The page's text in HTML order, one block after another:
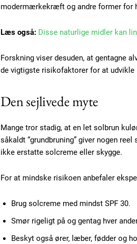
Gratis / forever
Etiam est nibh, lobortis sit
Praesent euismod ac
Ut mollis pellentesque tortor
Nullam eu erat condimentum
Orci varius natoque dolor
modermærkekræft og andre former for
Læs også: Disse naturlige midler kan
Forskning viser desuden, at gentagne
de vigtigste risikofaktorer for at
Den sejlivede myte
Mange tror stadig, at en let solbrun
såkaldt “grundbruning” giver nogen
ikke erstatte solcreme eller skygge.
For at mindske risikoen anbefaler
Brug solcreme med mindst SPF 30.
Smør rigeligt på og gentag hver
Beskyt også ører, læber, fødder og